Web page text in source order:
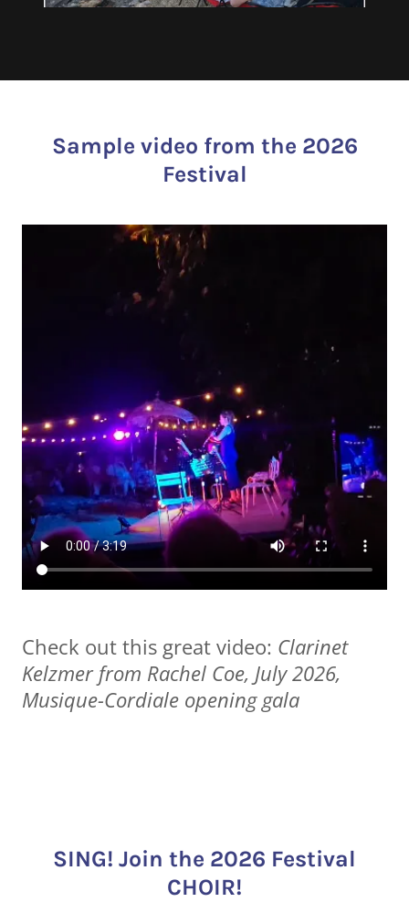
Sample video from the 2026
Festival
Check out this great video: Clarinet
Kelzmer from Rachel Coe, July 2026,
Musique-Cordiale opening gala
SING! Join the 2026 Festival
CHOIR!